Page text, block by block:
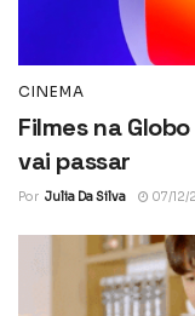
CINEMA
Filmes na
vai passar
Por Julia Da Silva 07/12/